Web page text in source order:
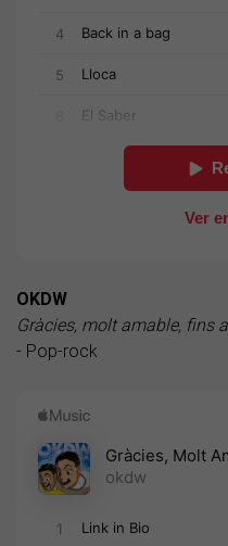
OKDW
Gràcies, molt amable, fins
- Pop-rock